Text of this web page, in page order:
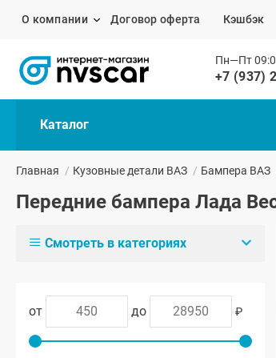
О компании Договор оферта Кэшбэк
Пн—Пт
+7 (937)
Каталог
Главная / Кузовные детали ВАЗ / Бампера ВАЗ
Передние бампера Лада
Смотреть в категориях
от до ₽